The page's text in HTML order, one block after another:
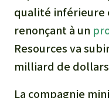
qualité inférieure
renonçant à un
Resources va
milliard de
La compagnie